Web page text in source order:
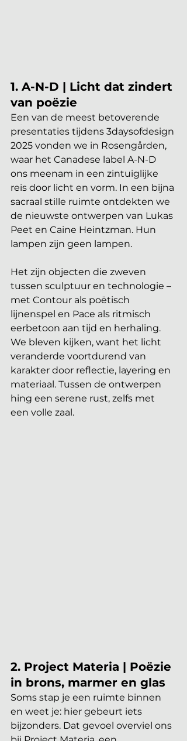
1. A-N-D | Licht dat zindert
van poëzie
Een van de meest betoverende
presentaties tijdens 3daysofdesign
2025 vonden we in Rosengården,
waar het Canadese label A-N-D
ons meenam in een zintuiglijke
reis door licht en vorm. In een bijna
sacraal stille ruimte ontdekten we
de nieuwste ontwerpen van Lukas
Peet en Caine Heintzman. Hun
lampen zijn geen lampen.
Het zijn objecten die zweven
tussen sculptuur en technologie –
met Contour als poëtisch
lijnenspel en Pace als ritmisch
eerbetoon aan tijd en herhaling.
We bleven kijken, want het licht
veranderde voortdurend van
karakter door reflectie, layering en
materiaal. Tussen de ontwerpen
hing een serene rust, zelfs met
een volle zaal.
2. Project Materia | Poëzie
in brons, marmer en glas
Soms stap je een ruimte binnen
en weet je: hier gebeurt iets
bijzonders. Dat gevoel overviel ons